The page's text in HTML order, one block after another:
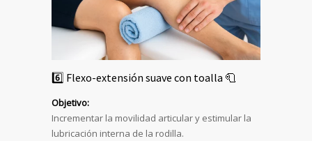
6️⃣ Flexo-extensión suave con toalla 🧻
Objetivo:
Incrementar la movilidad articular y estimular la
lubricación interna de la rodilla.